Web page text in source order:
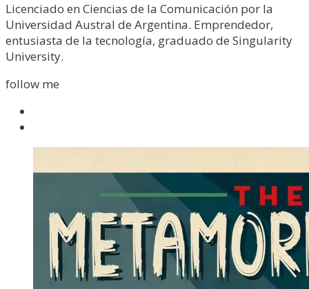
Licenciado en Ciencias de la Comunicación por la
Universidad Austral de Argentina. Emprendedor,
entusiasta de la tecnología, graduado de Singularity
University.
follow me